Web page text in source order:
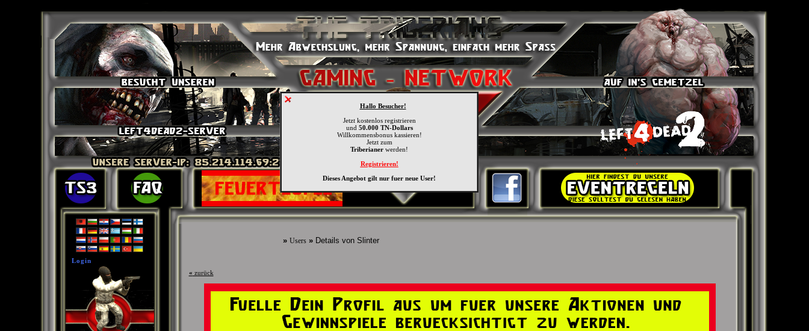
Hallo Besucher!
Jetzt kostenlos registrieren
und 50.000 TN-Dollars
Willkommensbonus kassieren!
Jetzt zum
Triberianer werden!
Registrieren!
Dieses Angebot gilt nur fuer neue User!
» Users» Details von Slinter
Login
« zurück